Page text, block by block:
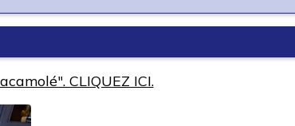
CLIQUEZ ICI.